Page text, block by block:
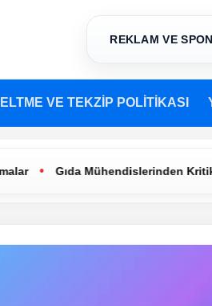
REKLAM VE
VE TEKZİP POLİTİKASI
Gıda Mühendislerinden Kritik Uyarı •